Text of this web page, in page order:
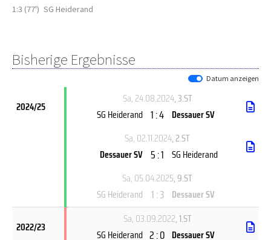
1:3 (77') SG Heiderand
Bisherige Ergebnisse
Datum anzeigen
2024/25
Sa, 24.08.2024, 3.ST
SG Heiderand 1 : 4 Dessauer SV
Sa, 02.11.2024, 2.ST
Dessauer SV 5 : 1 SG Heiderand
Sa, 05.04.2025, 9.ST
SG Heiderand 1 : 3 Dessauer SV
2022/23
Sa, 03.09.2022, 1.ST
SG Heiderand 2 : 0 Dessauer SV